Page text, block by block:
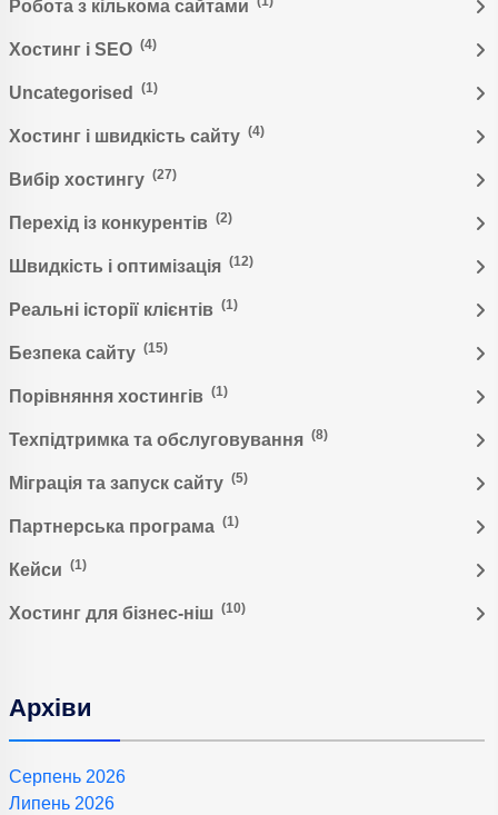
Робота з кількома сайтами
Хостинг і SEO (4)
Uncategorised (1)
Хостинг і швидкість сайту (4)
Вибір хостингу (27)
Перехід із конкурентів (2)
Швидкість і оптимізація (12)
Реальні історії клієнтів (1)
Безпека сайту (15)
Порівняння хостингів (1)
Техпідтримка та обслуговування (8)
Міграція та запуск сайту (5)
Партнерська програма (1)
Кейси (1)
Хостинг для бізнес-ніш (10)
Архіви
Серпень 2026
Липень 2026